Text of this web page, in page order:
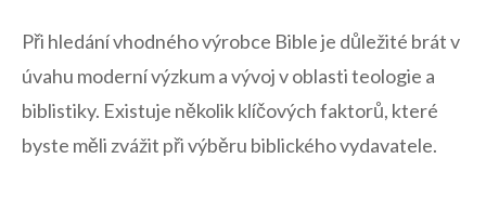
Při hledání vhodného výrobce Bible je důležité brát v
úvahu moderní výzkum a vývoj ‍v oblasti teologie a
biblistiky. ⁤Existuje⁣ několik klíčových faktorů, které⁤
byste měli zvážit při výběru biblického vydavatele.